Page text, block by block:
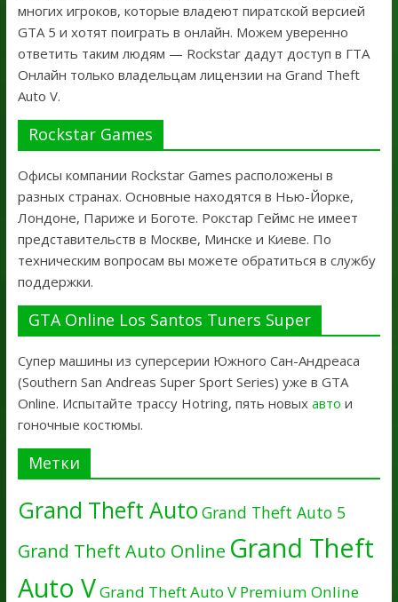
многих игроков, которые владеют пиратской версией
GTA 5 и хотят поиграть в онлайн. Можем уверенно
ответить таким людям — Rockstar дадут доступ в ГТА
Онлайн только владельцам лицензии на Grand Theft
Auto V.
Rockstar Games
Офисы компании Rockstar Games расположены в
разных странах. Основные находятся в Нью-Йорке,
Лондоне, Париже и Боготе. Рокстар Геймс не имеет
представительств в Москве, Минске и Киеве. По
техническим вопросам вы можете обратиться в службу
поддержки.
GTA Online Los Santos Tuners Super
Супер машины из суперсерии Южного Сан-Андреаса
(Southern San Andreas Super Sport Series) уже в GTA
Online. Испытайте трассу Hotring, пять новых авто и
гоночные костюмы.
Метки
Grand Theft Auto Grand Theft Auto 5
Grand Theft Auto Online Grand Theft
Auto VGrand Theft Auto V Premium Online